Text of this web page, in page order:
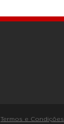
Termos e Condições